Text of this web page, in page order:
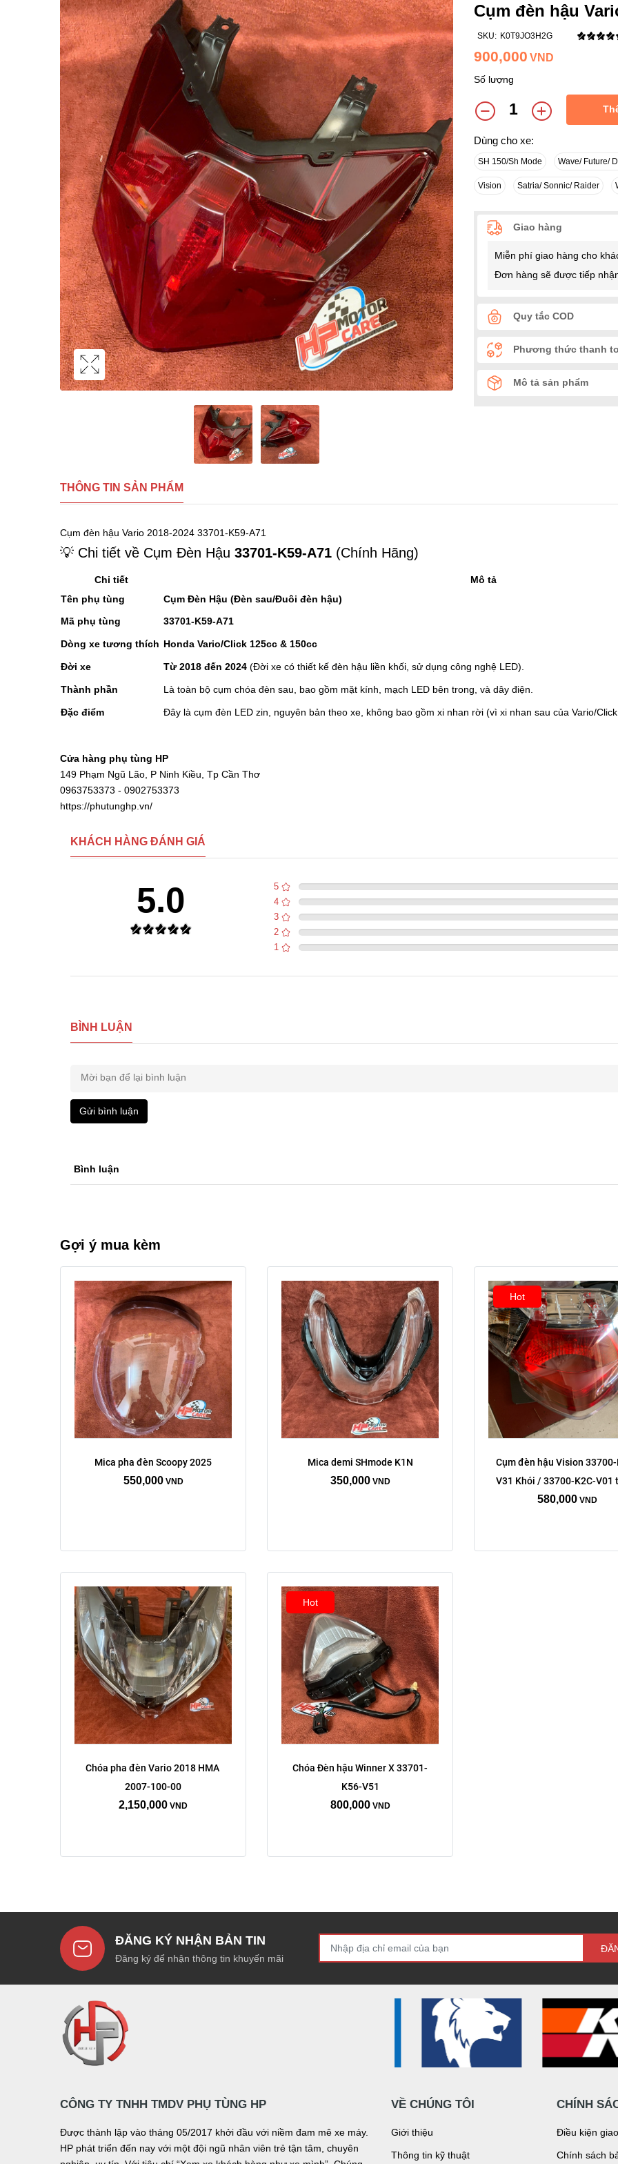
Cụm đèn hậu
SKU: K0T9JO3H2G
900,000 VND
Số lượng
Dùng cho xe:
SH 150/Sh Mode Wave/ Future/
Vision Satria/ Sonnic/ Raider
Giao hàng
Miễn phí giao hàng cho
Đơn hàng sẽ được tiếp
Quy tắc COD
Phương thức thanh
Mô tả sản phẩm
THÔNG TIN SẢN PHẨM
Cụm đèn hậu Vario 2018-2024 33701-K59-A71
💡 Chi tiết về Cụm Đèn Hậu 33701-K59-A71 (Chính Hãng)
Chi tiết
Mô tả
Tên phụ tùng
Cụm Đèn Hậu (Đèn sau/Đuôi đèn hậu)
Mã phụ tùng
33701-K59-A71
Dòng xe tương thích Honda Vario/Click 125cc & 150cc
Đời xe Từ 2018 đến 2024 (Đời xe có thiết kế đèn hậu liền khối, sử dụng công nghệ LED).
Thành phần Là toàn bộ cụm chóa đèn sau, bao gồm mặt kính, mạch LED bên trong, và dây điện.
Đặc điểm Đây là cụm đèn LED zin, nguyên bản theo xe, không bao gồm xi nhan rời (vì xi nhan sau của Vario/
Cửa hàng phụ tùng HP
149 Phạm Ngũ Lão, P Ninh Kiều, Tp Cần Thơ
0963753373 - 0902753373
https://phutunghp.vn/
KHÁCH HÀNG ĐÁNH GIÁ
5.0
5
4
3
2
1
BÌNH LUẬN
Gửi bình luận
Bình luận
Gợi ý mua kèm
Mica pha đèn Scoopy 2025
550,000 VND
Mica demi SHmode K1N
350,000 VND
Hot
Cụm đèn hậu Vision
V31 Khói / 33700-K2C-V01
580,000 VND
Chóa pha đèn Vario 2018 HMA
2007-100-00
2,150,000 VND
Hot
Chóa Đèn hậu Winner X 33701-
K56-V51
800,000 VND
ĐĂNG KÝ NHẬN BẢN TIN
Đăng ký để nhận thông tin khuyến mãi
CÔNG TY TNHH TMDV PHỤ TÙNG HP
Được thành lập vào tháng 05/2017 khởi đầu với niềm đam mê xe máy.
HP phát triển đến nay với một đội ngũ nhân viên trẻ tận tâm, chuyên
VỀ CHÚNG TÔI
Giới thiệu
Thông tin kỹ thuật
CHÍNH
Điều kiện
Chính sách